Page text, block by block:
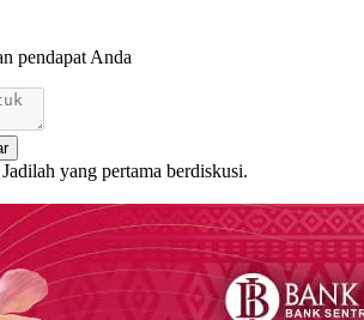
pendapat Anda
yang pertama berdiskusi.